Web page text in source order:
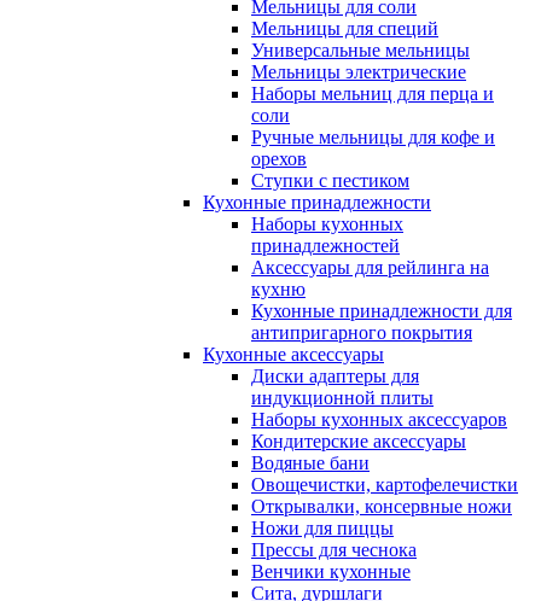
Мельницы для соли
Мельницы для специй
Универсальные мельницы
Мельницы электрические
Наборы мельниц для перца и
соли
Ручные мельницы для кофе и
орехов
Ступки с пестиком
Кухонные принадлежности
Наборы кухонных
принадлежностей
Аксессуары для рейлинга на
кухню
Кухонные принадлежности для
антипригарного покрытия
Кухонные аксессуары
Диски адаптеры для
индукционной плиты
Наборы кухонных аксессуаров
Кондитерские аксессуары
Водяные бани
Овощечистки, картофелечистки
Открывалки, консервные ножи
Ножи для пиццы
Прессы для чеснока
Венчики кухонные
Сита, дуршлаги